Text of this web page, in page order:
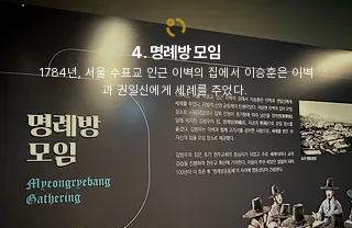
4. 명례방 모임
1784년, 서울 수표교 인근 이벽의 집에서 이승훈은 이벽
과 권일신에게 세례를 주었다.